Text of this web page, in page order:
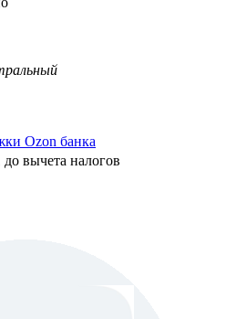
Ozon банка
до вычета налогов